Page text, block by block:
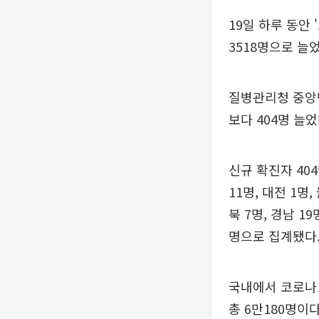
19일 하루 동안
3518명으로 늘
질병관리청 중
보다 404명 늘
신규 확진자
11명, 대전 1명,
북 7명, 경남 19
명으로 집계됐
국내에서 코로
총 6만180명이